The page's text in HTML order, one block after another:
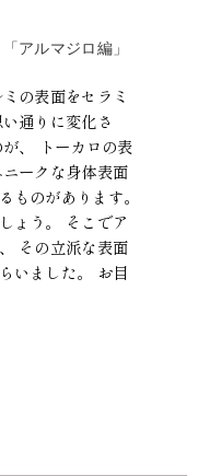
アルマジロ編」
の表面をセラミ
通りに変化さ
、 トーカロの表
ークな身体表面
ものがあります。
ょう。 そこでア
その立派な表面
いました。 お目